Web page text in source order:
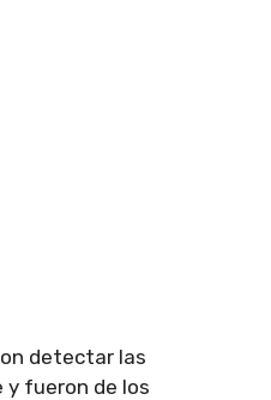
detectar las
y fueron de los